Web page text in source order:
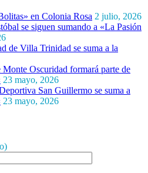
en Colonia Rosa 2 julio, 2026
se siguen sumando a «La Pasión
de Villa Trinidad se suma a la
Oscuridad formará parte de
23 mayo, 2026
San Guillermo se suma a
23 mayo, 2026